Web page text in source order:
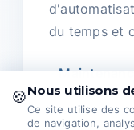
du temps et
: pour
🍪Nous utilisons
Ce site utilise des
de navigation,